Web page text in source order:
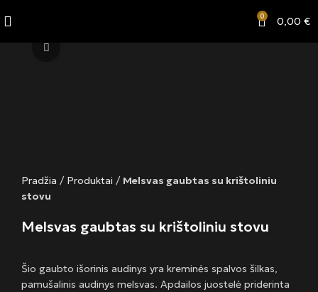
0 0,00 €
Pradžia / Produktai / Melsvas gaubtas su krištoliniu
stovu
Melsvas gaubtas su krištoliniu stovu
Šio gaubto išorinis audinys yra kreminės spalvos šilkas,
pamušalinis audinys melsvas. Apdailos juostelė priderinta